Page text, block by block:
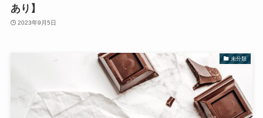
あり】
2023年9月5日
未分類